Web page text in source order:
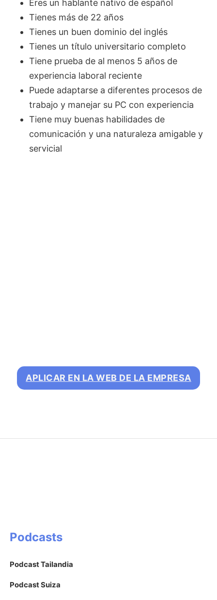
Eres un hablante nativo de español
Tienes más de 22 años
Tienes un buen dominio del inglés
Tienes un título universitario completo
Tiene prueba de al menos 5 años de
experiencia laboral reciente
Puede adaptarse a diferentes procesos de
trabajo y manejar su PC con experiencia
Tiene muy buenas habilidades de
comunicación y una naturaleza amigable y
servicial
APLICAR EN LA WEB DE LA EMPRESA
Podcasts
Podcast Tailandia
Podcast Suiza